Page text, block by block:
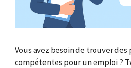
Vous avez besoin de trouver des
compétentes pour un emploi ?